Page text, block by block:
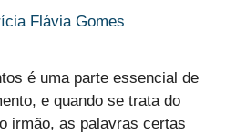
Flávia Gomes
é uma parte essencial de
e quando se trata do
irmão, as palavras certas